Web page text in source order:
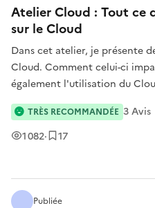
Atelier Cloud : Tout ce
sur le Cloud
Dans cet atelier, je présente
Cloud. Comment celui-ci
également l'utilisation du
jetant les bases pour un
fonctionnalité.
1 082Vues
· 17Enregistrement
TRÈS RECOMMANDÉE 3Avis
Publiée